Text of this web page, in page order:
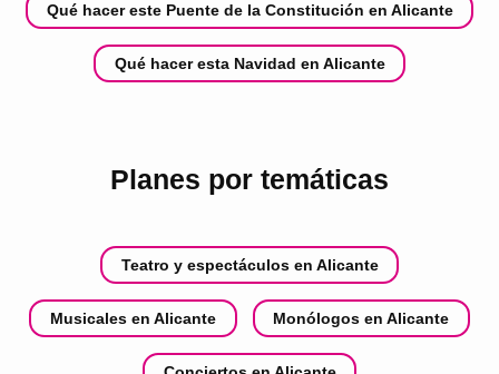
Qué hacer este Puente de la Constitución en Alicante
Qué hacer esta Navidad en Alicante
Planes por temáticas
Teatro y espectáculos en Alicante
Musicales en Alicante Monólogos en Alicante